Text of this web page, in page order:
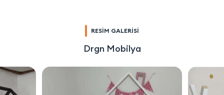
RESİM GALERİSİ
Drgn Mobilya